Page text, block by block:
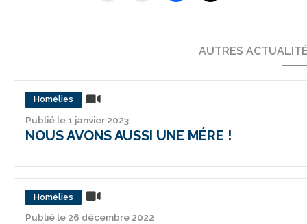
AUTRES
Homélies
Publié le 1 janvier 2023
NOUS AVONS AUSSI UNE MÉRE !
Homélies
Publié le 26 décembre 2022